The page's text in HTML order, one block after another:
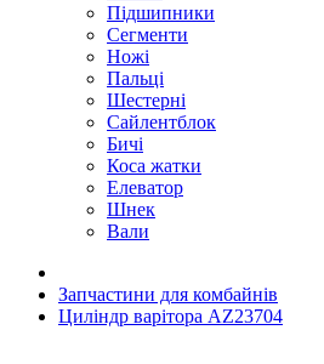
Підшипники
Сегменти
Ножі
Пальці
Шестерні
Сайлентблок
Бичі
Коса жатки
Елеватор
Шнек
Вали
Запчастини для комбайнів
Циліндр варітора AZ23704